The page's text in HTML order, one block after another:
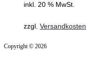
inkl. 20 % MwSt.
zzgl. Versandkosten
Copyright © 2026